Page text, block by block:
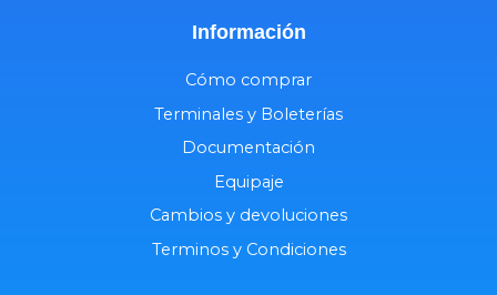
Información
Cómo comprar
Terminales y Boleterías
Documentación
Equipaje
Cambios y devoluciones
Terminos y Condiciones